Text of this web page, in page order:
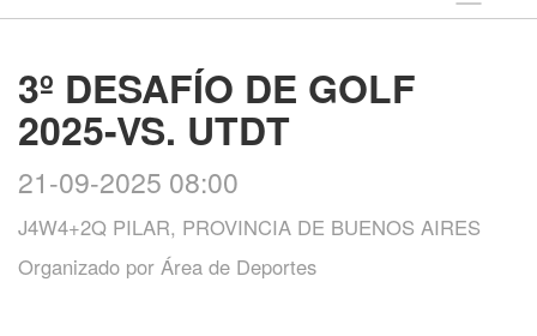
3º DESAFÍO DE GOLF
2025-VS. UTDT
21-09-2025 08:00
J4W4+2Q PILAR, PROVINCIA DE BUENOS AIRES
Organizado por Área de Deportes